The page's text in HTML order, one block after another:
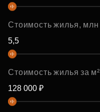
Стоимость жилья, млн
Стоимость жилья за м²